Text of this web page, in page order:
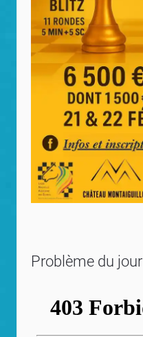
Problème du jour